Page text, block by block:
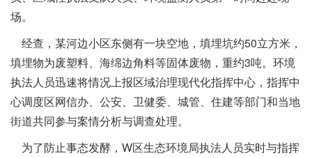
场。
经查，某河边小区东侧有一块空地，填埋坑约50立方米，
填埋物为废塑料、海绵边角料等固体废物，重约3吨。环境
执法人员迅速将情况上报区域治理现代化指挥中心，指挥中
心调度区网信办、公安、卫健委、城管、住建等部门和当地
街道共同参与案情分析与调查处理。
为了防止事态发酵，W区生态环境局执法人员实时与指挥